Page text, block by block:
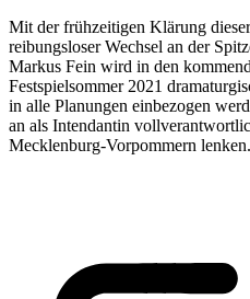
Mit der frühzeitigen Klärung
reibungsloser Wechsel an der
Markus Fein wird in den
Festspielsommer 2021
in alle Planungen einbezogen
an als Intendantin
Mecklenburg-Vorpommern lenken.